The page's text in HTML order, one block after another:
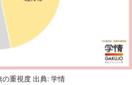
重視度 出典: 学情